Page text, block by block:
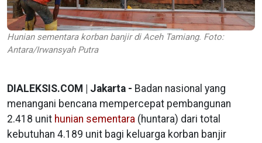
Hunian sementara korban banjir di Aceh Tamiang. Foto:
Antara/Irwansyah Putra
DIALEKSIS.COM | Jakarta - Badan nasional yang
menangani bencana mempercepat pembangunan
2.418 unit hunian sementara (huntara) dari total
kebutuhan 4.189 unit bagi keluarga korban banjir